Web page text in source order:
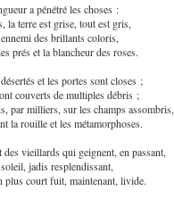
a pénétré les choses :
la terre est grise, tout est gris,
des brillants coloris,
prés et la blancheur des roses.
et les portes sont closes ;
couverts de multiples débris ;
par milliers, sur les champs assombris,
la rouille et les métamorphoses.
vieillards qui geignent, en passant,
jadis resplendissant,
plus court fuit, maintenant, livide.